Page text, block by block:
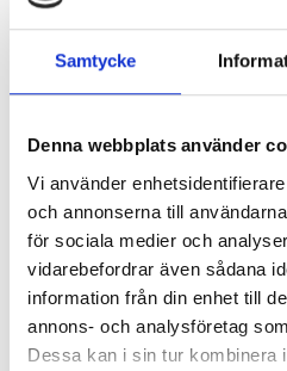
Samtycke
Denna webbplats använder
Vi använder
och annonserna till
för sociala medier och
vidarebefordrar även sådana
information från din enhet till
annons- och analysföretag
Dessa kan i sin tur kombinera
Topphängt takfönster
GPL - Klarlackerat
Från7 711,50 SEK